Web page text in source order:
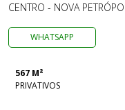
CENTRO - NOVA
WHATSAPP
567 M²
PRIVATIVOS